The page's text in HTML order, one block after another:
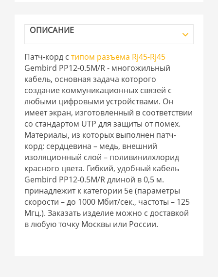
ОПИСАНИЕ
Патч-корд стипом разъема Rj45-Rj45
Gembird PP12-0.5M/R - многожильный
кабель, основная задача которого
создание коммуникационных связей с
любыми цифровыми устройствами. Он
имеет экран, изготовленный в соответствии
со стандартом UTP для защиты от помех.
Материалы, из которых выполнен патч-
корд: сердцевина – медь, внешний
изоляционный слой – поливинилхлорид
красного цвета. Гибкий, удобный кабель
Gembird PP12-0.5M/R длиной в 0,5 м.
принадлежит к категории 5е (параметры
скорости – до 1000 Мбит/сек., частоты – 125
Мгц.). Заказать изделие можно с доставкой
в любую точку Москвы или России.